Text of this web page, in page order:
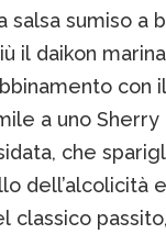
salsa sumiso a
il daikon
con
a uno Sherry
che
dell’alcolicità
classico